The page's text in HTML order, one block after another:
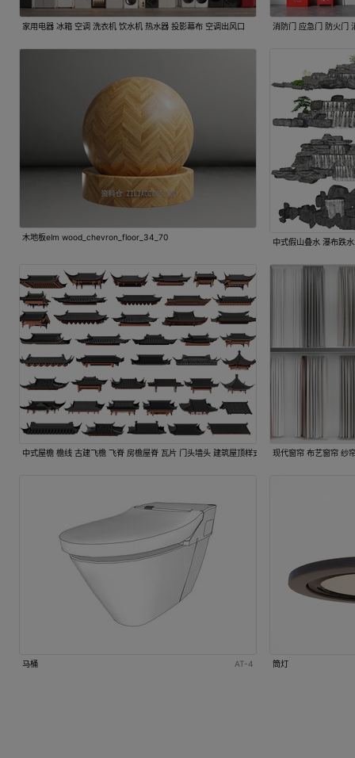
家用电器 冰箱 空调 洗衣机 饮水机 热水器 投影幕布 空调出风口 消防门 应急门 防火门
木地板elm wood_chevron_floor_34_70 中式假山叠水 瀑布跌
中式屋檐 檐线 古建飞檐 飞脊 房檐屋脊 瓦片 门头墙头 建筑屋顶样式 传统建筑构件现代窗帘 布艺窗帘 纱
马桶 AT-4 筒灯